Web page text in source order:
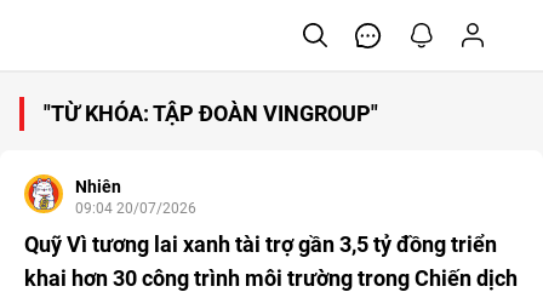
"TỪ KHÓA: TẬP ĐOÀN VINGROUP"
Nhiên
09:04 20/07/2026
Quỹ Vì tương lai xanh tài trợ gần 3,5 tỷ đồng triển
khai hơn 30 công trình môi trường trong Chiến dịch